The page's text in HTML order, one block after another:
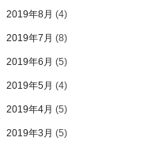
2019年8月 (4)
2019年7月 (8)
2019年6月 (5)
2019年5月 (4)
2019年4月 (5)
2019年3月 (5)